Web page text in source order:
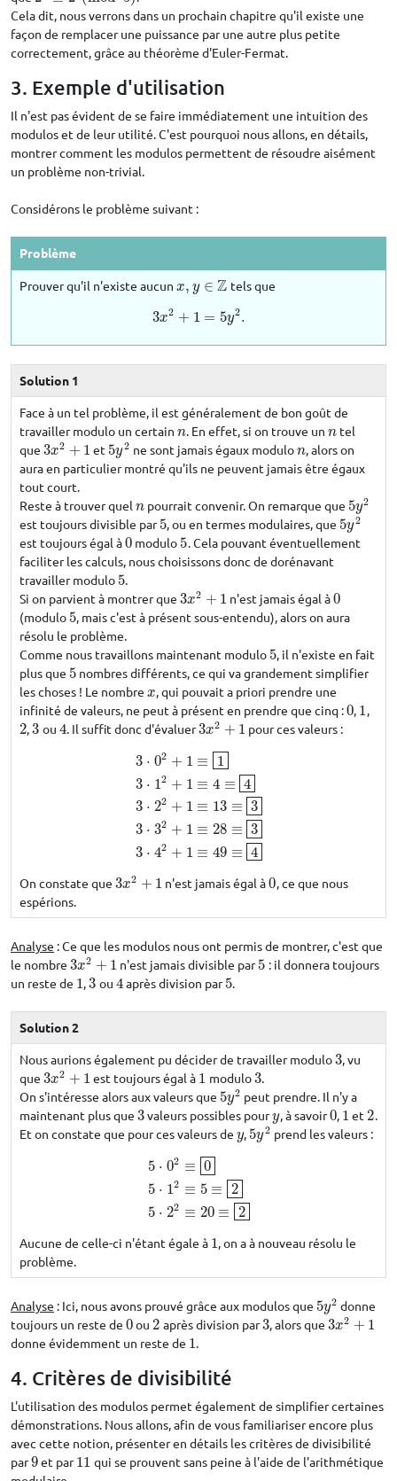
Cela dit, nous verrons dans un prochain chapitre qu'il existe une
façon de remplacer une puissance par une autre plus petite
correctement, grâce au théorème d'Euler-Fermat.
3. Exemple d'utilisation
Il n'est pas évident de se faire immédiatement une intuition des
modulos et de leur utilité. C'est pourquoi nous allons, en détails,
montrer comment les modulos permettent de résoudre aisément
un problème non-trivial.
Considérons le problème suivant :
Problème
Prouver qu'il n'existe aucun x, y ∈ Z
x,y ∈ Z tels que
3x2 + 1 = 5y2.
3 x2+1 =5 y2.
Solution 1
Face à un tel problème, il est généralement de bon goût de
travailler modulo un certain n
n. En effet, si on trouve unn
n tel
que 3x2 + 1
3x2+1 et 5y2
5y2 ne sont jamais égaux modulon
n, alors on
aura en particulier montré qu'ils ne peuvent jamais être égaux
tout court.
Reste à trouver quel n
n pourrait convenir. On remarque que 5y2
5y2
est toujours divisible par5
5, ou en termes modulaires, que 5y2
5y2
est toujours égal à0
0 modulo 5
5. Cela pouvant éventuellement
faciliter les calculs, nous choisissons donc de dorénavant
travailler modulo 5
5.
Si on parvient à montrer que 3x2 + 1
3x2+1 n'est jamais égal à0
0
(modulo 5
5, mais c'est à présent sous-entendu), alors on aura
résolu le problème.
Comme nous travaillons maintenant modulo 5
5, il n'existe en fait
plus que 5
5 nombres différents, ce qui va grandement simplifier
les choses ! Le nombre x
x , qui pouvait a priori prendre une
infinité de valeurs, ne peut à présent en prendre que cinq :0
0, 1
1,
2
2,3
3 ou 4
4. Il suffit donc d'évaluer3x2 + 1
3x2+1 pour ces valeurs :
3 ⋅ 02 + 1
3 ⋅ 12 + 1
3 ⋅ 22 + 1
3 ⋅ 32 + 1
3 ⋅ 42 + 1
≡ 1
≡ 4 ≡ 4
≡ 13 ≡ 3
≡ 28 ≡ 3
≡ 49 ≡ 4
3⋅ 0 2+1 ≡1 3 12 +1≡ 4≡ 43
On constate que 3x2 + 1
3x2+1 n'est jamais égal à0
0, ce que nous
espérions.
Analyse : Ce que les modulos nous ont permis de montrer, c'est que
le nombre 3x2 + 1
3x2+1 n'est jamais divisible par5
5 : il donnera toujours
un reste de 1
1,3
3 ou 4
4après division par5
5.
Solution 2
Nous aurions également pu décider de travailler modulo3
3, vu
que 3x2 + 1
3x2+1 est toujours égal à 1
1 modulo3
3.
On s'intéresse alors aux valeurs que 5y2
5y2 peut prendre. Il n'y a
maintenant plus que 3
3valeurs possibles poury
y, à savoir0
0, 1
1et 2
2.
Et on constate que pour ces valeurs de y
y, 5y2
5y2 prend les valeurs :
5 ⋅ 02
5 ⋅ 12
5 ⋅ 22
≡ 0
≡ 5 ≡ 2
≡ 20 ≡ 2
5⋅ 0 2≡0 5⋅ 12 ≡5 25
Aucune de celle-ci n'étant égale à 1
1, on a à nouveau résolu le
problème.
Analyse : Ici, nous avons prouvé grâce aux modulos que 5y2
5y2 donne
toujours un reste de 0
0ou 2
2 après division par3
3, alors que3x2 + 1
3x2+1
donne évidemment un reste de 1
1.
4. Critères de divisibilité
L'utilisation des modulos permet également de simplifier certaines
démonstrations. Nous allons, afin de vous familiariser encore plus
avec cette notion, présenter en détails les critères de divisibilité
par9
9et par11
11 qui se prouvent sans peine à l'aide de l'arithmétique